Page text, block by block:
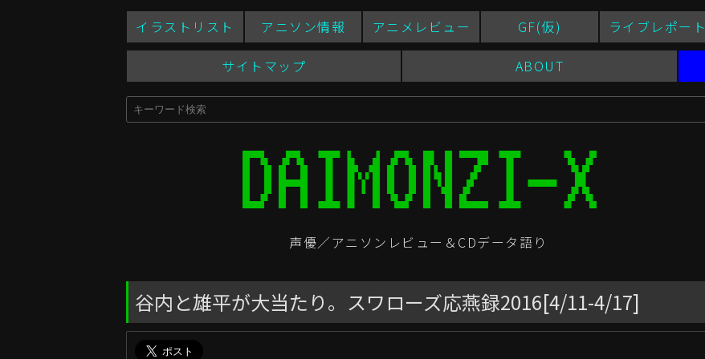
イラストリスト アニソン情報 アニメレビュー GF(仮) ライブレポート
サイトマップ ABOUT
声優／アニソンレビュー＆CDデータ語り
谷内と雄平が大当たり。スワローズ応燕録2016[4/11-4/17]